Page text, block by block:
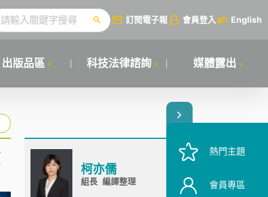
訂閱電子報 會員登入 English
出版品區 科技法律諮詢 媒體露出
柯亦儒
組長 編譯整理
熱門主題
會員專區